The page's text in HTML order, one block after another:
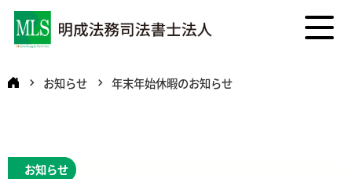
お知らせ 年末年始休暇のお知らせ
お知らせ